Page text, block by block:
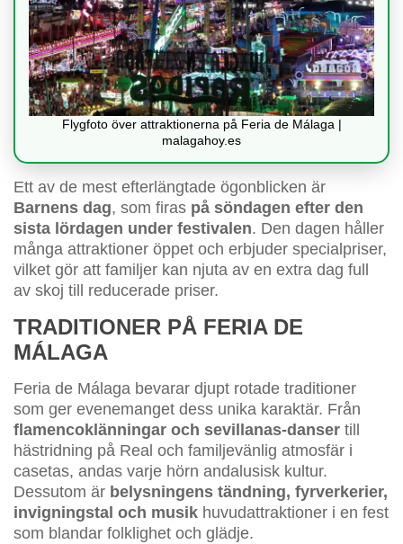
Flygfoto över attraktionerna på Feria de Málaga |
malagahoy.es
Ett av de mest efterlängtade ögonblicken är
Barnens dag, som firas på söndagen efter den
sista lördagen under festivalen. Den dagen håller
många attraktioner öppet och erbjuder specialpriser,
vilket gör att familjer kan njuta av en extra dag full
av skoj till reducerade priser.
TRADITIONER PÅ FERIA DE
MÁLAGA
Feria de Málaga bevarar djupt rotade traditioner
som ger evenemanget dess unika karaktär. Från
flamencoklänningar och sevillanas-danser till
hästridning på Real och familjevänlig atmosfär i
casetas, andas varje hörn andalusisk kultur.
Dessutom är belysningens tändning, fyrverkerier,
invigningstal och musik huvudattraktioner i en fest
som blandar folklighet och glädje.